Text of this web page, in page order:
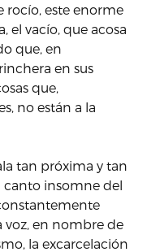
rocío, este enorme
el vacío, que acosa
que, en
en sus
que,
no están a la
tan próxima y tan
canto insomne del
voz, en nombre de
la excarcelación